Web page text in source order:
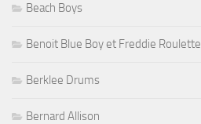
Beach Boys
Benoit Blue Boy et Freddie Roulette
Berklee Drums
Bernard Allison